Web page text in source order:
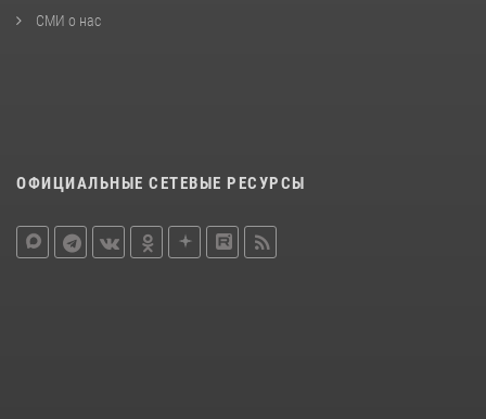
СМИ о нас
ОФИЦИАЛЬНЫЕ СЕТЕВЫЕ РЕСУРСЫ